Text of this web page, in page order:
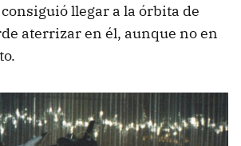
consiguió llegar a la órbita de
aterrizar en él, aunque no en